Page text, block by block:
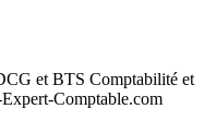
et BTS Comptabilité et
Comptable.com